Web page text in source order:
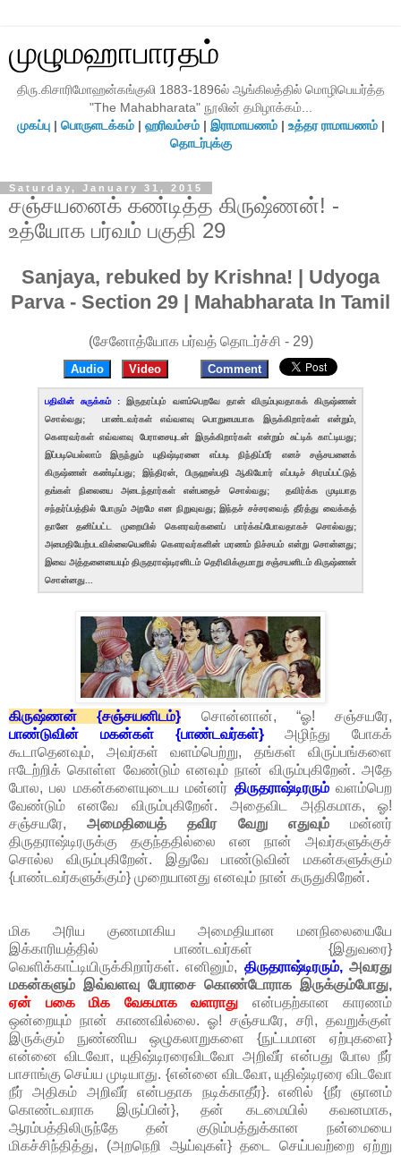
முழுமஹாபாரதம்
திரு.கிசாரிமோஹன்கங்குலி 1883-1896ல் ஆங்கிலத்தில் மொழிபெயர்த்த
"The Mahabharata" நூலின் தமிழாக்கம்...
முகப்பு| பொருளடக்கம்| ஹரிவம்சம்| இராமாயணம்| உத்தர ராமாயணம்|
தொடர்புக்கு
Saturday, January 31, 2015
சஞ்சயனைக் கண்டித்த கிருஷ்ணன்! -
உத்யோக பர்வம் பகுதி 29
Sanjaya, rebuked by Krishna! | Udyoga
Parva - Section 29 | Mahabharata In Tamil
(சேனோத்யோக பர்வத் தொடர்ச்சி - 29)
Audio Video Comment
பதிவின் சுருக்கம் : இருதரப்பும் வளம்பெறவே தான் விரும்புவதாகக் கிருஷ்ணன்
சொல்வது; பாண்டவர்கள் எவ்வளவு பொறுமையாக இருக்கிறார்கள் என்றும்,
கௌரவர்கள் எவ்வளவு பேராசையுடன் இருக்கிறார்கள் என்றும் சுட்டிக் காட்டியது;
இப்படியெல்லாம் இருந்தும் யுதிஷ்டிரனை எப்படி நிந்திப்பீர் எனச் சஞ்சயனைக்
கிருஷ்ணன் கண்டிப்பது; இந்திரன், பிருஹஸ்பதி ஆகியோர் எப்படிச் சிரமப்பட்டுத்
தங்கள் நிலையை அடைந்தார்கள் என்பதைச் சொல்வது; தவிர்க்க முடியாத
சந்தர்ப்பத்தில் போரும் அறமே என நிறுவுவது; இந்தச் சச்சரவைத் தீர்த்து வைக்கத்
தானே தனிப்பட்ட முறையில் கௌரவர்களைப் பார்க்கப்போவதாகச் சொல்வது;
அமைதியேற்படவில்லையெனில் கௌரவர்களின் மரணம் நிச்சயம் என்று சொன்னது;
இவை அத்தனையையும் திருதராஷ்டிரனிடம் தெரிவிக்குமாறு சஞ்சயனிடம் கிருஷ்ணன்
சொன்னது...
கிருஷ்ணன் {சஞ்சயனிடம்} சொன்னான், “ஓ! சஞ்சயரே,
பாண்டுவின் மகன்கள் {பாண்டவர்கள்}அழிந்து போகக்
கூடாதெனவும், அவர்கள் வளம்பெற்று, தங்கள் விருப்பங்களை
ஈடேற்றிக் கொள்ள வேண்டும் எனவும் நான் விரும்புகிறேன். அதே
போல, பல மகன்களையுடைய மன்னர் திருதராஷ்டிரரும்வளம்பெற
வேண்டும் எனவே விரும்புகிறேன். அதைவிட அதிகமாக, ஓ!
சஞ்சயரே,அமைதியைத் தவிர வேறு எதுவும்மன்னர்
திருதராஷ்டிரருக்கு தகுந்ததில்லை என நான் அவர்களுக்குச்
சொல்ல விரும்புகிறேன். இதுவே பாண்டுவின் மகன்களுக்கும்
{பாண்டவர்களுக்கும்} முறையானது எனவும் நான் கருதுகிறேன்.
மிக அரிய குணமாகிய அமைதியான மனநிலையையே
இக்காரியத்தில் பாண்டவர்கள் {இதுவரை}
வெளிக்காட்டியிருக்கிறார்கள். எனினும், திருதராஷ்டிரரும்,அவரது
மகன்களும் இவ்வளவு பேராசை கொண்டோராக இருக்கும்போது,
ஏன் பகை மிக வேகமாக வளராது
என்பதற்கான காரணம்
ஒன்றையும் நான் காணவில்லை. ஓ! சஞ்சயரே, சரி, தவறுக்குள்
இருக்கும் நுண்ணிய ஒழுகலாறுகளை {நுட்பமான ஏற்புகளை}
என்னை விடவோ, யுதிஷ்டிரரைவிடவோ அறிவீர் என்பது போல நீர்
பாசாங்கு செய்ய முடியாது. {என்னை விடவோ, யுதிஷ்டிரரை விடவோ
நீர் அதிகம் அறிவீர் என்பதாக நடிக்காதீர்}. எனில் {நீர் ஞானம்
கொண்டவராக இருப்பின்}, தன் கடமையில் கவனமாக,
ஆரம்பத்திலிருந்தே தன் குடும்பத்துக்கான நன்மையை
மிகச்சிந்தித்து, (அறநெறி ஆய்வுகள்} தடை செய்பவற்றை ஏற்று